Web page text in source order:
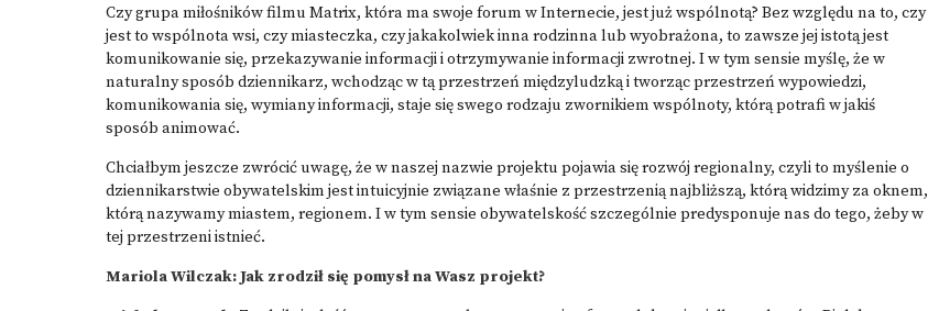
Czy grupa miłośników filmu Matrix, która ma swoje forum w Internecie, jest już wspólnotą? Bez względu na to, czy
jest to wspólnota wsi, czy miasteczka, czy jakakolwiek inna rodzinna lub wyobrażona, to zawsze jej istotą jest
komunikowanie się, przekazywanie informacji i otrzymywanie informacji zwrotnej. I w tym sensie myślę, że w
naturalny sposób dziennikarz, wchodząc w tą przestrzeń międzyludzką i tworząc przestrzeń wypowiedzi,
komunikowania się, wymiany informacji, staje się swego rodzaju zwornikiem wspólnoty, którą potrafi w jakiś
sposób animować.
Chciałbym jeszcze zwrócić uwagę, że w naszej nazwie projektu pojawia się rozwój regionalny, czyli to myślenie o
dziennikarstwie obywatelskim jest intuicyjnie związane właśnie z przestrzenią najbliższą, którą widzimy za oknem,
którą nazywamy miastem, regionem. I w tym sensie obywatelskość szczególnie predysponuje nas do tego, żeby w
tej przestrzeni istnieć.
Mariola Wilczak: Jak zrodził się pomysł na Wasz projekt?